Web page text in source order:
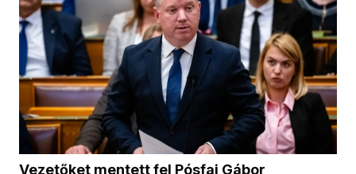
Vezetőket mentett fel Pósfai Gábor